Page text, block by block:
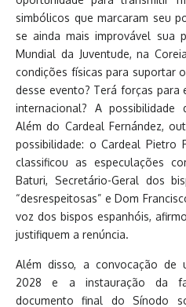
simbólicos que marcaram seu
se ainda mais improvável sua
Mundial da Juventude, na
condições físicas para suportar
desse evento? Terá forças para
internacional? A possibilidade
Além do Cardeal Fernández,
possibilidade: o Cardeal Pietro
classificou as especulações
Baturi, Secretário-Geral dos
“desrespeitosas” e Dom
voz dos bispos espanhóis,
justifiquem a renúncia.
Além disso, a convocação de
2028 e a instauração da
documento final do Sínodo